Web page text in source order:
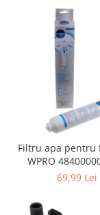
Accesorii aparate
Aparate &
personala
Aparate cosmetice
Articole Sanatate si
Consumabile
Cosmetice si
personala
Igiena dentara
Jucarii, Copii &
Camera copilului
Hrana bebelusi
Filtru apa pentru
WPRO
compatibil cu69,99 Lei